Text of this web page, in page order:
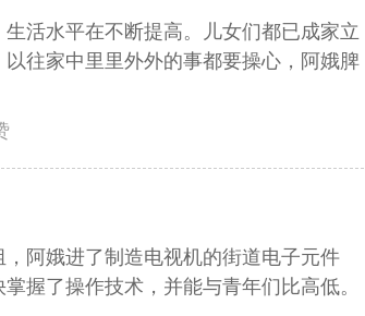
活水平在不断提高。儿女们都已成家立
往家中里里外外的事都要操心，阿娥脾
阿娥进了制造电视机的街道电子元件
握了操作技术，并能与青年们比高低。